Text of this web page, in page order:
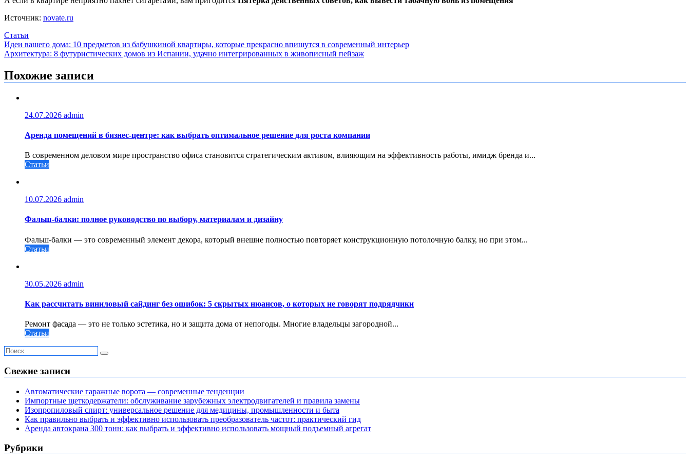
Источник: novate.ru
Статьи
Навигация
по
записям
Идеи вашего дома: 10 предметов из бабушкиной квартиры, которые прекрасно впишутся в современный интерьер
Архитектура: 8 футуристических домов из Испании, удачно интегрированных в живописный пейзаж
Похожие записи
24.07.2026 admin
Аренда помещений в бизнес‑центре: как выбрать оптимальное решение для роста компании
В современном деловом мире пространство офиса становится стратегическим активом, влияющим на эффективность работы, имидж бренда и...
Статьи
10.07.2026 admin
Фальш-балки: полное руководство по выбору, материалам и дизайну
Фальш-балки — это современный элемент декора, который внешне полностью повторяет конструкционную потолочную балку, но при этом...
Статьи
30.05.2026 admin
Как рассчитать виниловый сайдинг без ошибок: 5 скрытых нюансов, о которых не говорят подрядчики
Ремонт фасада — это не только эстетика, но и защита дома от непогоды. Многие владельцы загородной...
Статьи
Свежие записи
Автоматические гаражные ворота — современные тенденции
Импортные щеткодержатели: обслуживание зарубежных электродвигателей и правила замены
Изопропиловый спирт: универсальное решение для медицины, промышленности и быта
Как правильно выбрать и эффективно использовать преобразователь частот: практический гид
Аренда автокрана 300 тонн: как выбрать и эффективно использовать мощный подъемный агрегат
Рубрики